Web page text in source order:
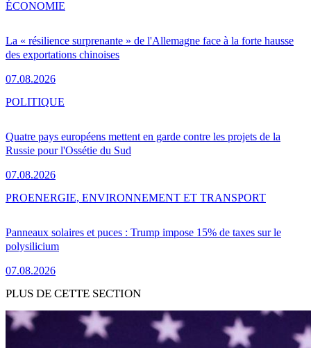
La « résilience surprenante » de l'Allemagne face à la forte hausse
des exportations chinoises
07.08.2026
ÉCONOMIE
Quatre pays européens mettent en garde contre les projets de la
Russie pour l'Ossétie du Sud
07.08.2026
POLITIQUE
Panneaux solaires et puces : Trump impose 15% de taxes sur le
polysilicium
07.08.2026
PROENERGIE, ENVIRONNEMENT ET TRANSPORT
PLUS DE CETTE SECTION